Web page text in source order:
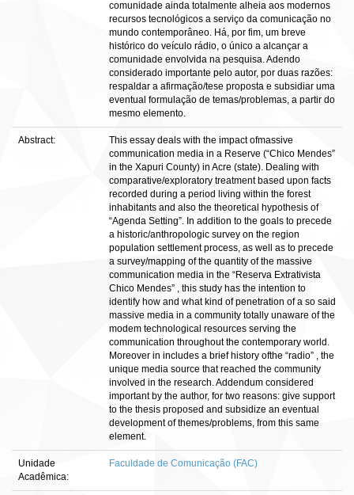
comunidade ainda totalmente alheia aos modernos
recursos tecnológicos a serviço da comunicação no
mundo contemporâneo. Há, por fim, um breve
histórico do veículo rádio, o único a alcançar a
comunidade envolvida na pesquisa. Adendo
considerado importante pelo autor, por duas razões:
respaldar a afirmação/tese proposta e subsidiar uma
eventual formulação de temas/problemas, a partir do
mesmo elemento.
Abstract:
This essay deals with the impact ofmassive
communication media in a Reserve (“Chico Mendes”
in the Xapuri County) in Acre (state). Dealing with
comparative/exploratory treatment based upon facts
recorded during a period living within the forest
inhabitants and also the theoretical hypothesis of
“Agenda Setting”. In addition to the goals to precede
a historic/anthropologic survey on the region
population settlement process, as well as to precede
a survey/mapping of the quantity of the massive
communication media in the “Reserva Extrativista
Chico Mendes” , this study has the intention to
identify how and what kind of penetration of a so said
massive media in a community totally unaware of the
modem technological resources serving the
communication throughout the contemporary world.
Moreover in includes a brief history ofthe “radio” , the
unique media source that reached the community
involved in the research. Addendum considered
important by the author, for two reasons: give support
to the thesis proposed and subsidize an eventual
development of themes/problems, from this same
element.
Unidade
Acadêmica:
Faculdade de Comunicação (FAC)